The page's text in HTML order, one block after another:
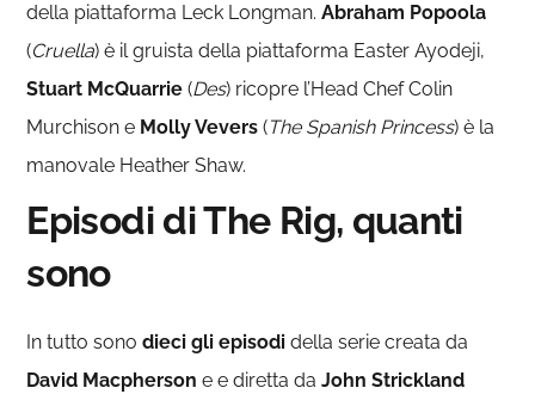
della piattaforma Leck Longman.Abraham Popoola
(Cruella) è il gruista della piattaforma Easter Ayodeji,
Stuart McQuarrie (Des) ricopre l’Head Chef Colin
Murchison e Molly Vevers (The Spanish Princess) è la
manovale Heather Shaw.
Episodi di The Rig, quanti
sono
In tutto sonodieci gli episodi della serie creata da
David Macpherson e e diretta daJohn Strickland